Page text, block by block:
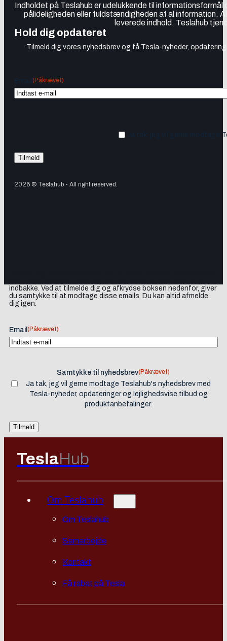
Indholdet på Teslahub er udelukkende til
pålideligheden eller fuldstændigheden af al information.
leverede indhold. Teslahub
Hold dig opdateret
Tilmeld dig vores nyhedsbrev og få Tesla-nyheder,
(Påkrævet)
Ja tak, jeg vil gerne modtage
2026 © Teslahub - All right reserved.
indbakke. Ved at tilmelde dig og afkrydse boksen nedenfor, giver
du samtykke til at modtage disse emails. Du kan altid afmelde
dig igen.
Email (Påkrævet)
Samtykke til nyhedsbrev(Påkrævet)
Ja tak, jeg vil gerne modtage Teslahub's nyhedsbrev med
Tesla-nyheder, opdateringer og lejlighedsvise tilbud og
produktanbefalinger.
TeslaHub
Om Teslahub
Om Teslahub
Samarbejde
Kontakt
Få rabat på Tesla